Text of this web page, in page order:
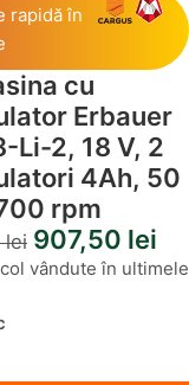
rapidă în
cu
Erbauer
Li-2, 18 V, 2
4Ah, 50
rpm
lei 907,50 lei
vândute în ultimele